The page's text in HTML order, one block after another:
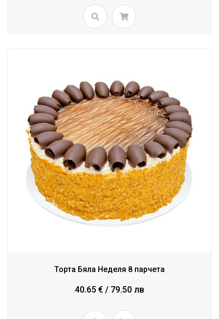
Торта Бяла Неделя 8 парчета
40.65 € / 79.50 лв